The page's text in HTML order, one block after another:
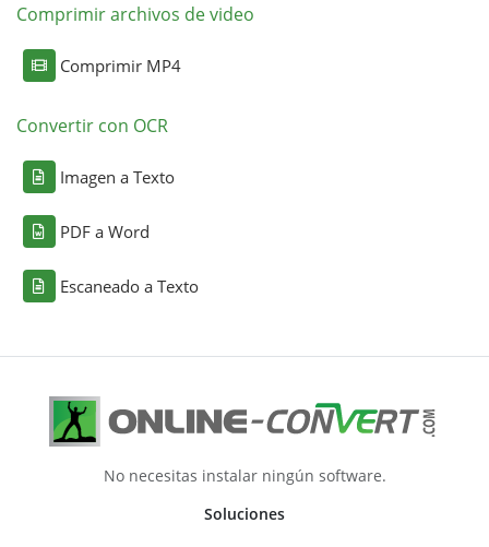
Comprimir archivos de video
Comprimir MP4
Convertir con OCR
Imagen a Texto
PDF a Word
Escaneado a Texto
No necesitas instalar ningún software.
Soluciones